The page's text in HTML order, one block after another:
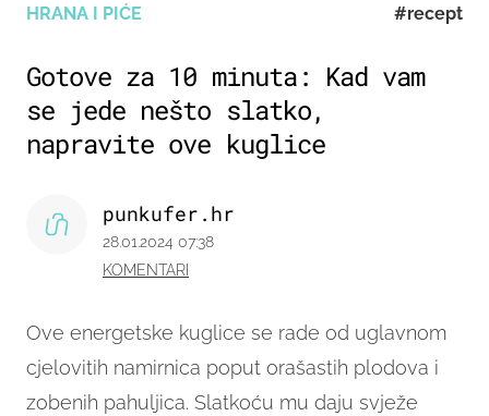
HRANA I PIĆE #recept
Gotove za 10 minuta: Kad vam
se jede nešto slatko,
napravite ove kuglice
Ove energetske kuglice se rade od uglavnom
cjelovitih namirnica poput orašastih plodova i
zobenih pahuljica. Slatkoću mu daju svježe
punkufer.hr
28.01.2024 07:38
KOMENTARI